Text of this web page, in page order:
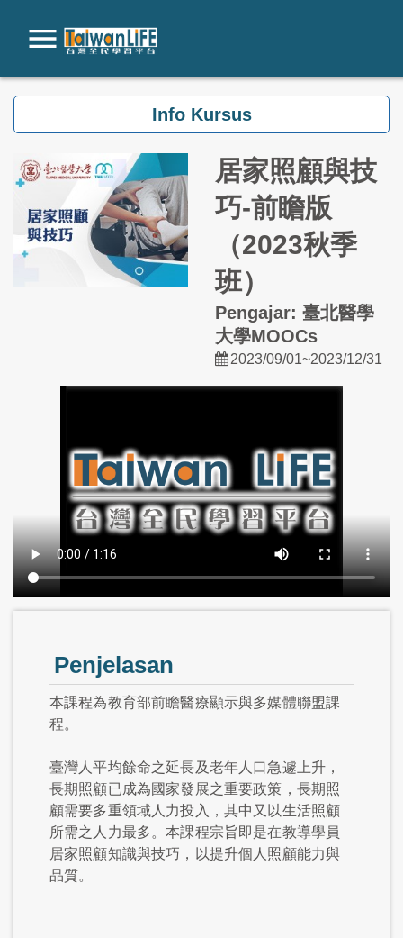
Loncat ke konten utama
Info Kursus
居家照顧與技
巧-前瞻版
（2023秋季
班）
Pengajar: 臺北醫學
大學MOOCs
2023/09/01~2023/12/31
Penjelasan
本課程為教育部前瞻醫療顯示與多媒體聯盟課
程。
臺灣人平均餘命之延長及老年人口急遽上升，
長期照顧已成為國家發展之重要政策，長期照
顧需要多重領域人力投入，其中又以生活照顧
所需之人力最多。本課程宗旨即是在教導學員
居家照顧知識與技巧，以提升個人照顧能力與
品質。